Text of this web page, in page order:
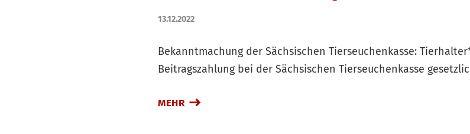
13.12.2022
Bekanntmachung der Sächsischen Tierseuchenkasse:
Beitragszahlung bei der Sächsischen Tierseuchenkasse
MEHR